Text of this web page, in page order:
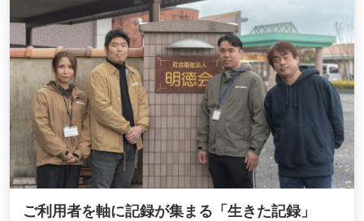
ご利用者を軸に記録が集まる「生きた記録」